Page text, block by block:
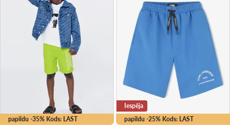
papildu -35% Kods: LAST papildu -25% Kods: LAST
Iespēja